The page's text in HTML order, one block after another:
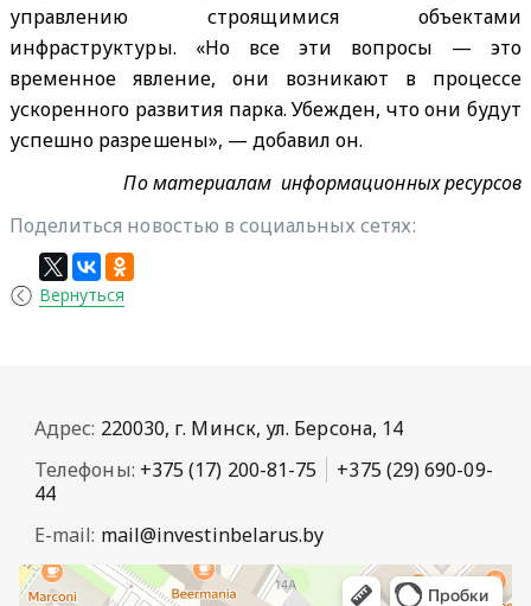
управлению строящимися объектами
инфраструктуры. «Но все эти вопросы — это
временное явление, они возникают в процессе
ускоренного развития парка. Убежден, что они будут
успешно разрешены», — добавил он.
По материалам информационных ресурсов
Поделиться новостью в социальных сетях:
Вернуться
Адрес: 220030, г. Минск, ул. Берсона, 14
Телефоны: +375 (17) 200-81-75
+375 (29) 690-09-
44
E-mail: mail@investinbelarus.by